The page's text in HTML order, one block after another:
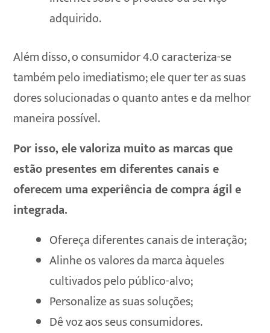
adquirido.
Além disso, o consumidor 4.0 caracteriza-se
também pelo imediatismo; ele quer ter as suas
dores solucionadas o quanto antes e da melhor
maneira possível.
Por isso, ele valoriza muito as marcas que
estão presentes em diferentes canais e
oferecem uma experiência de compra ágil e
integrada.
Ofereça diferentes canais de interação;
Alinhe os valores da marca àqueles
cultivados pelo público-alvo;
Personalize as suas soluções;
Dê voz aos seus consumidores.